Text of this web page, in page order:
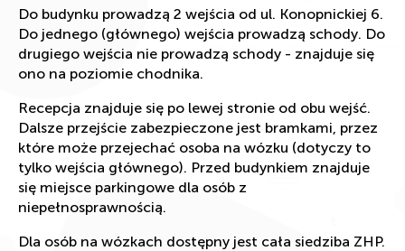
Do budynku prowadzą 2 wejścia od ul. Konopnickiej 6.
Do jednego (głównego) wejścia prowadzą schody. Do
drugiego wejścia nie prowadzą schody - znajduje się
ono na poziomie chodnika.
Recepcja znajduje się po lewej stronie od obu wejść.
Dalsze przejście zabezpieczone jest bramkami, przez
które może przejechać osoba na wózku (dotyczy to
tylko wejścia głównego). Przed budynkiem znajduje
się miejsce parkingowe dla osób z
niepełnosprawnością.
Dla osób na wózkach dostępny jest cała siedziba ZHP.